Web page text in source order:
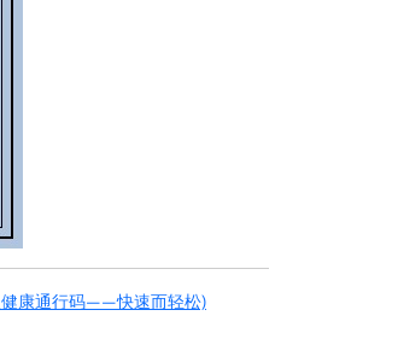
健康通行码——快速而轻松)